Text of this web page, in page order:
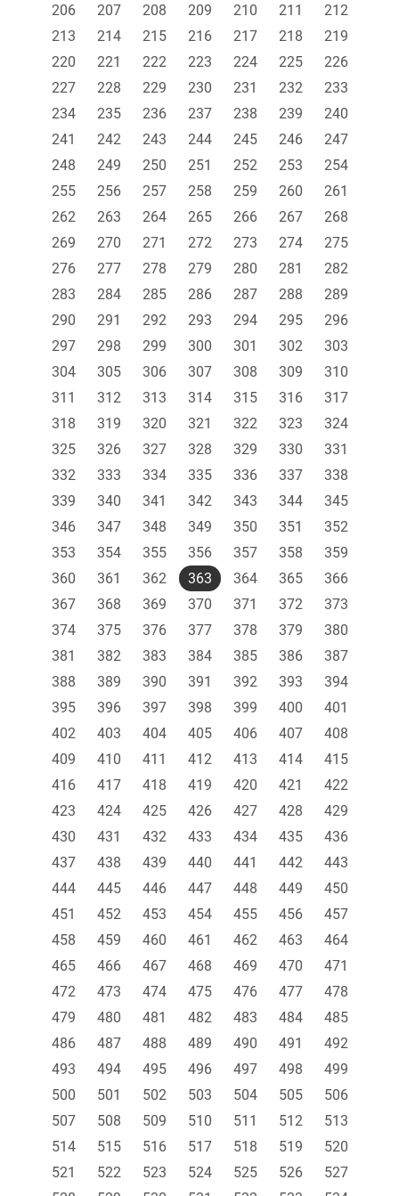
206
207 208 209 210 211
212
213
214 215 216 217 218
219
220
221 222 223 224 225
226
227
228 229 230 231 232
233
234
235 236 237 238 239
240
241
242 243 244 245 246
247
248
249 250 251 252 253
254
255
256 257 258 259 260
261
262
263 264 265 266 267
268
269
270 271 272 273 274
275
276
277 278 279 280 281
282
283
284 285 286 287 288
289
290
291 292 293 294 295
296
297
298 299 300 301 302
303
304
305 306 307 308 309
310
311
312 313 314 315 316
317
318
319 320 321 322 323
324
325
326 327 328 329 330
331
332
333 334 335 336 337
338
339
340 341 342 343 344
345
346
347 348 349 350 351
352
353
354 355 356 357 358
359
360
361 362 363 364 365
366
367
368 369 370 371 372
373
374
375 376 377 378 379
380
381
382 383 384 385 386
387
388
389 390 391 392 393
394
395
396 397 398 399 400
401
402
403 404 405 406 407
408
409
410 411 412 413 414
415
416
417 418 419 420 421
422
423
424 425 426 427 428
429
430
431 432 433 434 435
436
437
438 439 440 441 442
443
444
445 446 447 448 449
450
451
452 453 454 455 456
457
458
459 460 461 462 463
464
465
466 467 468 469 470
471
472
473 474 475 476 477
478
479
480 481 482 483 484
485
486
487 488 489 490 491
492
493
494 495 496 497 498
499
500
501 502 503 504 505
506
507
508 509 510 511 512
513
514
515 516 517 518 519
520
521
522 523 524 525 526
527